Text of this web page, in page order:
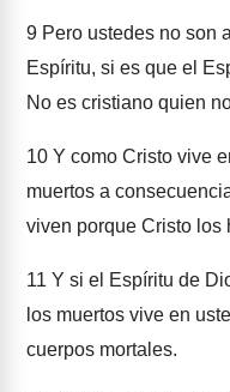
9 Pero ustedes no son
Espíritu, si es que el
No es cristiano quien
10 Y como Cristo vive
muertos a
viven porque Cristo los
11 Y si el Espíritu de
los muertos vive en
cuerpos mortales.